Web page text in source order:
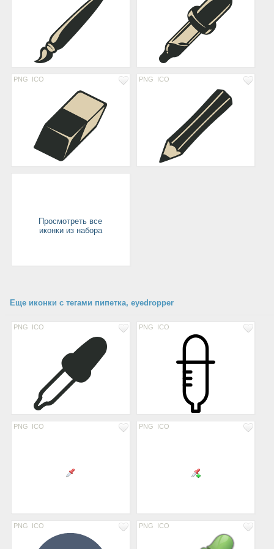
PNG ICO PNG ICO
Просмотреть все
иконки из набора
Еще иконки с тегами пипетка, eyedropper
PNG ICO PNG ICO
PNG ICO PNG ICO
PNG ICO PNG ICO